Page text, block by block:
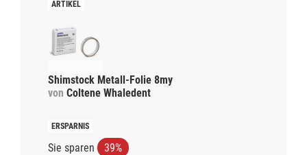
Shimstock Metall-Folie 8my
von Coltene Whaledent
Sie sparen 39%